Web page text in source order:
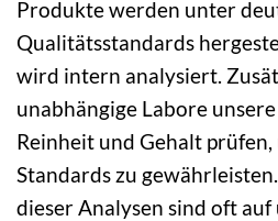
Produkte werden unter
Qualitätsstandards
wird intern analysiert.
unabhängige Labore
Reinheit und Gehalt
Standards zu
dieser Analysen sind oft